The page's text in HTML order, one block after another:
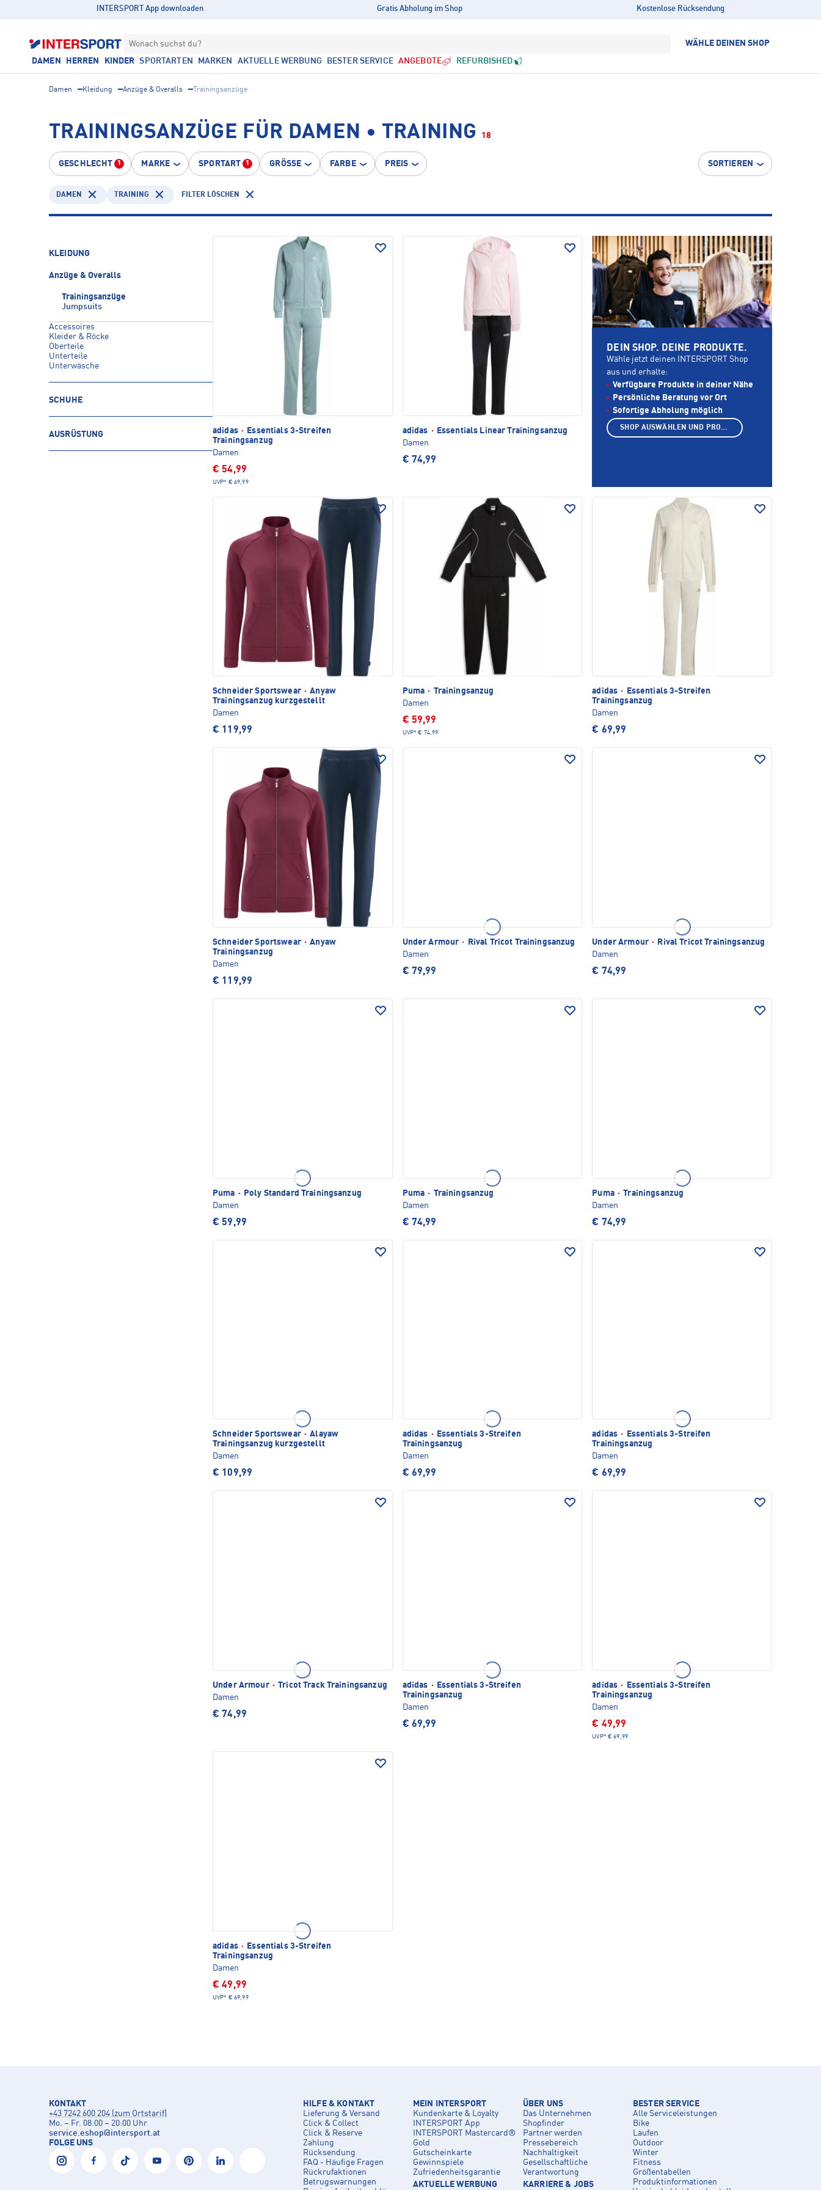
INTERSPORT App downloaden Gratis Abholung im Shop Kostenlose Rücksendung
Wonach suchst du? WÄHLE DEINEN SHOP
DAMEN HERREN KINDER SPORTARTEN MARKEN AKTUELLE WERBUNG BESTER SERVICE ANGEBOTE REFURBISHED
Damen Kleidung Anzüge & Overalls Trainingsanzüge
TRAININGSANZÜGE FÜR DAMEN • TRAINING 18
GESCHLECHT 1 MARKE SPORTART 1 GRÖSSE FARBE PREIS SORTIEREN
DAMEN TRAINING FILTER LÖSCHEN
KLEIDUNG
Anzüge & Overalls
Trainingsanzüge
Jumpsuits
Accessoires
Kleider & Röcke
Oberteile
Unterteile
Unterwäsche
SCHUHE
AUSRÜSTUNG adidas ·
Essentials 3-Streifen
Trainingsanzug
Damen
€ 54,99
UVP* € 69,99
adidas ·
Essentials Linear Trainingsanzug
Damen
€ 74,99
Schneider Sportswear · Anyaw
Trainingsanzug kurzgestellt
Damen
€ 119,99
Puma · Trainingsanzug
Damen
€ 59,99
UVP* € 74,99
adidas ·
Essentials 3-Streifen
Trainingsanzug
Damen
€ 69,99
Schneider Sportswear · Anyaw
Trainingsanzug
Damen
€ 119,99
Under Armour ·
Rival Tricot Trainingsanzug
Damen
€ 79,99
Under Armour ·
Rival Tricot Trainingsanzug
Damen
€ 74,99
Puma ·
Poly Standard Trainingsanzug
Damen
€ 59,99
Puma · Trainingsanzug
Damen
€ 74,99
Puma · Trainingsanzug
Damen
€ 74,99
Schneider Sportswear · Alayaw
Trainingsanzug kurzgestellt
Damen
€ 109,99
adidas ·
Essentials 3-Streifen
Trainingsanzug
Damen
€ 69,99
adidas ·
Essentials 3-Streifen
Trainingsanzug
Damen
€ 69,99
Under Armour · Tricot Track Trainingsanzug
Damen
€ 74,99
adidas ·
Essentials 3-Streifen
Trainingsanzug
Damen
€ 69,99
adidas ·
Essentials 3-Streifen
Trainingsanzug
Damen
€ 49,99
UVP* € 69,99
adidas ·
Essentials 3-Streifen
Trainingsanzug
Damen
€ 49,99
UVP* € 69,99
DEIN SHOP. DEINE PRODUKTE.
Wähle jetzt deinen INTERSPORT Shop
aus und erhalte:
Verfügbare Produkte in deiner Nähe
Persönliche Beratung vor Ort
Sofortige Abholung möglich
SHOP AUSWÄHLEN UND PRODUKTE ANZEIGEN
KONTAKT
+43 7242 600 204 (zum Ortstarif)
Mo. – Fr. 08:00 – 20:00 Uhr
service.eshop@intersport.at
FOLGE UNS
HILFE & KONTAKT
Lieferung & Versand
Click & Collect
Click & Reserve
Zahlung
Rücksendung
FAQ - Häufige Fragen
Rückrufaktionen
Betrugswarnungen
MEIN INTERSPORT
Kundenkarte & Loyalty
INTERSPORT App
INTERSPORT Mastercard®
Gold
Gutscheinkarte
Gewinnspiele
Zufriedenheitsgarantie
AKTUELLE WERBUNG
ÜBER UNS
Das Unternehmen
Shopfinder
Partner werden
Pressebereich
Nachhaltigkeit
Gesellschaftliche
Verantwortung
KARRIERE & JOBS
BESTER SERVICE
Alle Serviceleistungen
Bike
Laufen
Outdoor
Winter
Fitness
Größentabellen
Produktinformationen